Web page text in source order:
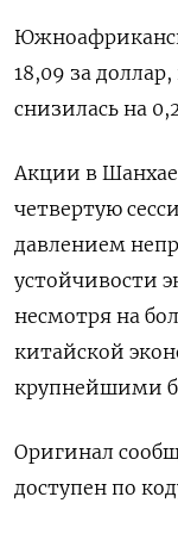
18,09 за
снизилась на
Акции в Шанхае
четвертую
давлением
устойчивости
несмотря на
китайской
крупнейшими
Оригинал
доступен по